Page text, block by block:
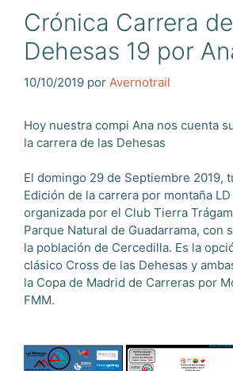
Crónica Carrera
Dehesas 19 por
10/10/2019 por Avernotrail
Hoy nuestra compi Ana nos cuenta
la carrera de las Dehesas
El domingo 29 de Septiembre 2019,
Edición de la carrera por montaña
organizada por el Club Tierra
Parque Natural de Guadarrama, con
la población de Cercedilla. Es la
clásico Cross de las Dehesas y
la Copa de Madrid de Carreras por
FMM.